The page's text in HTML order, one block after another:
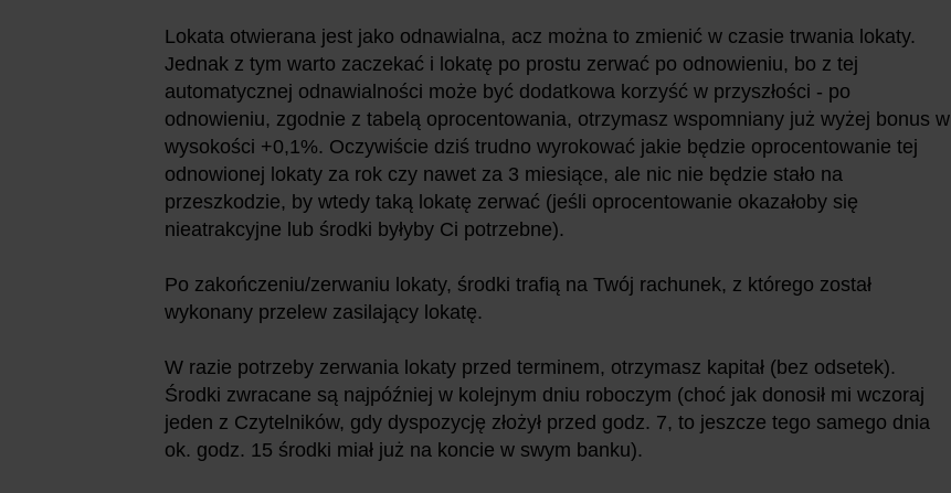
Lokata otwierana jest jako odnawialna, acz można to zmienić w czasie trwania lokaty.
Jednak z tym warto zaczekać i lokatę po prostu zerwać po odnowieniu, bo z tej
automatycznej odnawialności może być dodatkowa korzyść w przyszłości - po
odnowieniu, zgodnie z tabelą oprocentowania, otrzymasz wspomniany już wyżej bonus w
wysokości +0,1%. Oczywiście dziś trudno wyrokować jakie będzie oprocentowanie tej
odnowionej lokaty za rok czy nawet za 3 miesiące, ale nic nie będzie stało na
przeszkodzie, by wtedy taką lokatę zerwać (jeśli oprocentowanie okazałoby się
nieatrakcyjne lub środki byłyby Ci potrzebne).
Po zakończeniu/zerwaniu lokaty, środki trafią na Twój rachunek, z którego został
wykonany przelew zasilający lokatę.
W razie potrzeby zerwania lokaty przed terminem, otrzymasz kapitał (bez odsetek).
Środki zwracane są najpóźniej w kolejnym dniu roboczym (choć jak donosił mi wczoraj
jeden z Czytelników, gdy dyspozycję złożył przed godz. 7, to jeszcze tego samego dnia
ok. godz. 15 środki miał już na koncie w swym banku).